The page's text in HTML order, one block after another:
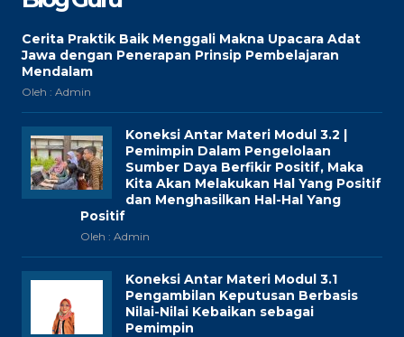
Cerita Praktik Baik Menggali Makna Upacara Adat
Jawa dengan Penerapan Prinsip Pembelajaran
Mendalam
Oleh : Admin
Koneksi Antar Materi Modul 3.2 |
Pemimpin Dalam Pengelolaan
Sumber Daya Berfikir Positif, Maka
Kita Akan Melakukan Hal Yang Positif
dan Menghasilkan Hal-Hal Yang
Positif
Oleh : Admin
Koneksi Antar Materi Modul 3.1
Pengambilan Keputusan Berbasis
Nilai-Nilai Kebaikan sebagai
Pemimpin